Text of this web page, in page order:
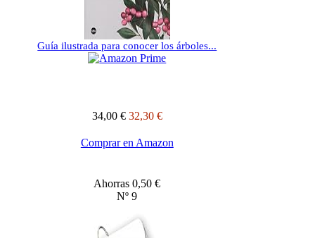
Guía ilustrada para conocer los árboles...
34,00 € 32,30 €
Comprar en Amazon
Ahorras 0,50 €
Nº 9